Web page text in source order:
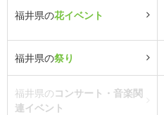
福井県の花イベント
福井県の祭り
福井県のコンサート・音楽関
連イベント